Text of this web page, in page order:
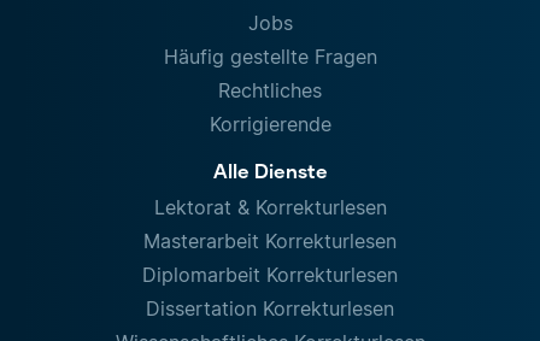
Jobs
Häufig gestellte Fragen
Rechtliches
Korrigierende
Alle Dienste
Lektorat & Korrekturlesen
Masterarbeit Korrekturlesen
Diplomarbeit Korrekturlesen
Dissertation Korrekturlesen